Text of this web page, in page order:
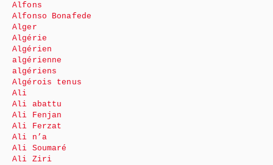
Alfons
Alfonso Bonafede
Alger
Algérie
Algérien
algérienne
algériens
Algérois tenus
Ali
Ali abattu
Ali Fenjan
Ali Ferzat
Ali n’a
Ali Soumaré
Ali Ziri